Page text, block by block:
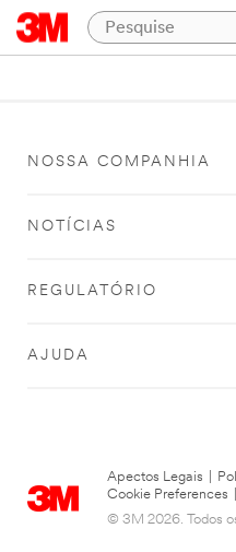
NOSSA COMPANHIA
NOTÍCIAS
REGULATÓRIO
AJUDA
Apectos Legais
Cookie Preferences
© 3M 2026. Todos